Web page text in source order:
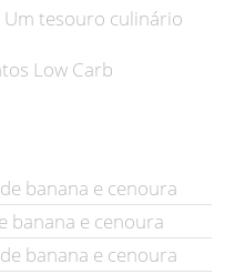
Um tesouro culinário
Low Carb
banana e cenoura
banana e cenoura
banana e cenoura